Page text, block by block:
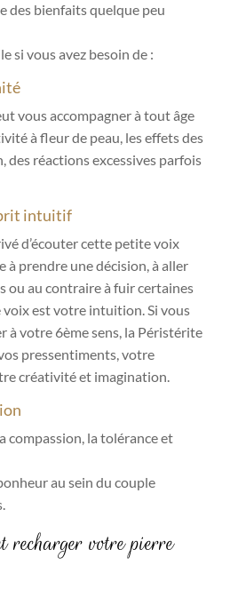
des bienfaits quelque peu
si vous avez besoin de :
vous accompagner à tout âge
à fleur de peau, les effets des
réactions excessives parfois
intuitif
d’écouter cette petite voix
à prendre une décision, à aller
ou au contraire à fuir certaines
est votre intuition. Si vous
à votre 6ème sens, la Péristérite
pressentiments, votre
créativité et imagination.
compassion, la tolérance et
au sein du couple
recharger votre pierre